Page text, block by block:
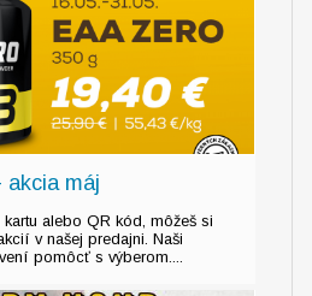
akcia máj
alebo QR kód, môžeš si
v našej predajni. Naši
pomôcť s výberom....